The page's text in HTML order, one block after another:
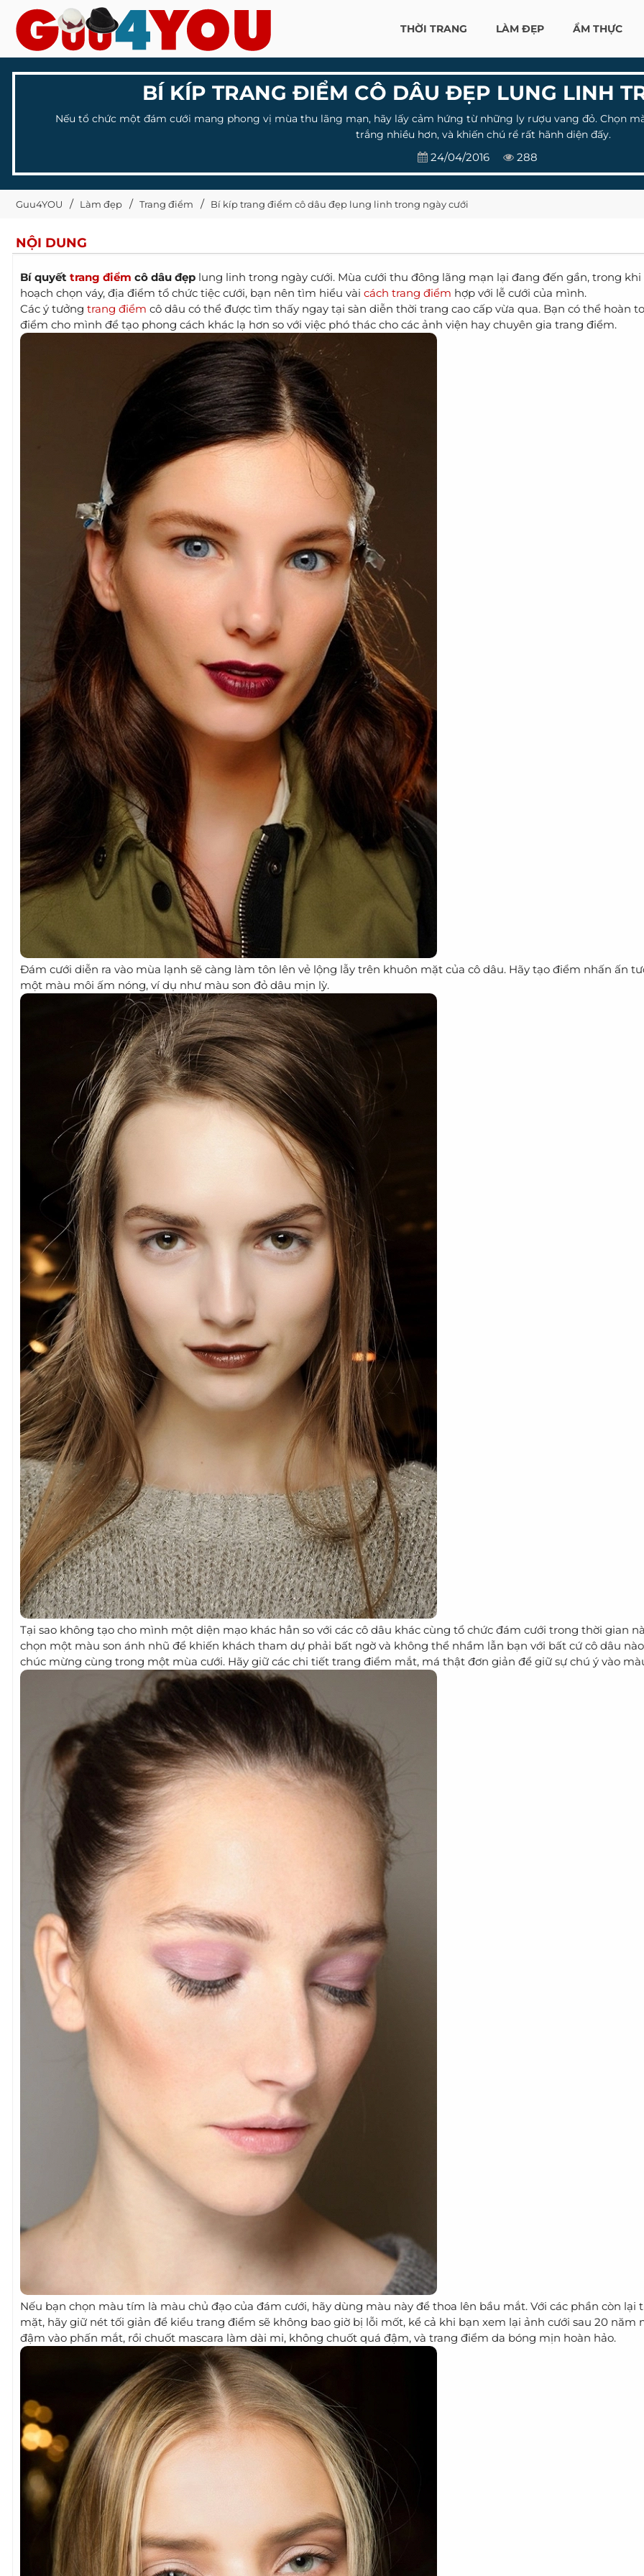
THỜI TRANG LÀM ĐẸP ẨM THỰC
BÍ KÍP TRANG ĐIỂM CÔ DÂU ĐẸP LUNG LINH
Nếu tổ chức một đám cưới mang phong vị mùa thu lãng mạn, hãy lấy cảm hứng từ những ly rượu vang đỏ. Chọn
trắng nhiều hơn, và khiến chú rể rất hãnh diện đấy.
24/04/2016 288
Guu4YOU Làm đẹp Trang điểm Bí kíp trang điểm cô dâu đẹp lung linh trong ngày cưới
NỘI DUNG
Bí quyết trang điểm cô dâu đẹp lung linh trong ngày cưới. Mùa cưới thu đông lãng mạn lại đang đến gần, trong khi
hoạch chọn váy, địa điểm tổ chức tiệc cưới, bạn nên tìm hiểu vài cách trang điểm hợp với lễ cưới của mình.
Các ý tưởng trang điểm cô dâu có thể được tìm thấy ngay tại sàn diễn thời trang cao cấp vừa qua. Bạn có thể hoàn
điểm cho mình để tạo phong cách khác lạ hơn so với việc phó thác cho các ảnh viện hay chuyên gia trang điểm.
Đám cưới diễn ra vào mùa lạnh sẽ càng làm tôn lên vẻ lộng lẫy trên khuôn mặt của cô dâu. Hãy tạo điểm nhấn ấn
một màu môi ấm nóng, ví dụ như màu son đỏ dâu mịn lỳ.
Tại sao không tạo cho mình một diện mạo khác hẳn so với các cô dâu khác cùng tổ chức đám cưới trong thời gian
chọn một màu son ánh nhũ để khiến khách tham dự phải bất ngờ và không thể nhầm lẫn bạn với bất cứ cô dâu
chúc mừng cùng trong một mùa cưới. Hãy giữ các chi tiết trang điểm mắt, má thật đơn giản để giữ sự chú ý vào
Nếu bạn chọn màu tím là màu chủ đạo của đám cưới, hãy dùng màu này để thoa lên bầu mắt. Với các phần còn lại
mặt, hãy giữ nét tối giản để kiểu trang điểm sẽ không bao giờ bị lỗi mốt, kể cả khi bạn xem lại ảnh cưới sau 20 năm
đậm vào phấn mắt, rồi chuốt mascara làm dài mi, không chuốt quá đậm, và trang điểm da bóng mịn hoàn hảo.